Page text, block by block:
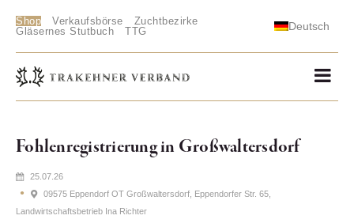
Shop Verkaufsbörse
Zuchtbezirke
Gläsernes Stutbuch
TTG Deutsch
Fohlenregistrierung in Großwaltersdorf
25.07.26
09575 Eppendorf OT Großwaltersdorf, Eppendorfer Str. 65,
Landwirtschaftsbetrieb Ina Richter